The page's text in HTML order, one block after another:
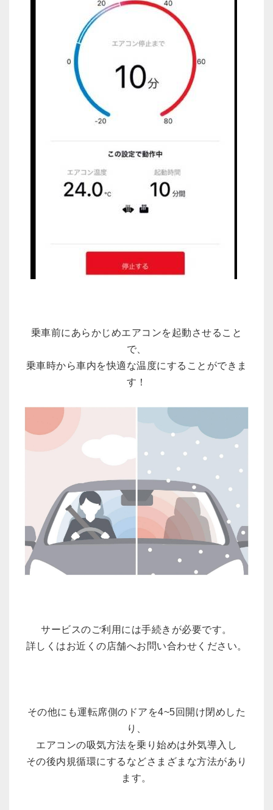
乗車前にあらかじめエアコンを起動させること
で、
乗車時から車内を快適な温度にすることができま
す！
サービスのご利用には手続きが必要です。
詳しくはお近くの店舗へお問い合わせください。
その他にも運転席側のドアを4~5回開け閉めした
り、
エアコンの吸気方法を乗り始めは外気導入し
その後内規循環にするなどさまざまな方法があり
ます。